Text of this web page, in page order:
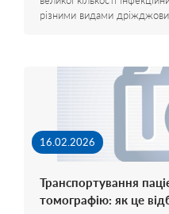
різними видами
16.02.2026
Транспортування
томографію: як це